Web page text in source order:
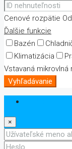
Cenové rozpätie Od
Ďalšie funkcie
Bazén
Klimatizácia
Vstavaná mikrovlná
Vyhľadávanie
×